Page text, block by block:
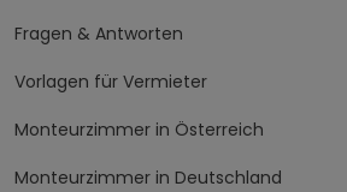
Fragen & Antworten
Vorlagen für Vermieter
Monteurzimmer in Österreich
Monteurzimmer in Deutschland